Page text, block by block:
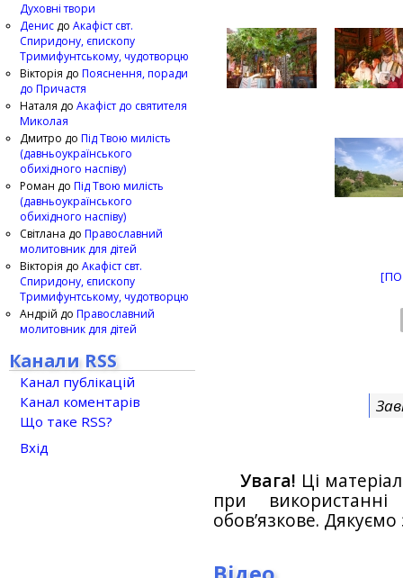
Увага! Ці
при
обов’язкове.
Духовні твори
Денис до Акафіст свт.
Спиридону, єпископу
Тримифунтському, чудотворцю
Вікторія до Пояснення, поради
до Причастя
Наталя до Акафіст до святителя
Миколая
Дмитро до Під Твою милість
(давньоукраїнського
обихідного наспіву)
Роман до Під Твою милість
(давньоукраїнського
обихідного наспіву)
Світлана до Православний
молитовник для дітей
Вікторія до Акафіст свт.
Спиридону, єпископу
Тримифунтському, чудотворцю
Андрій до Православний
молитовник для дітей
Канали RSS
Канал публікацій
Канал коментарів
Що таке RSS?
Вхід